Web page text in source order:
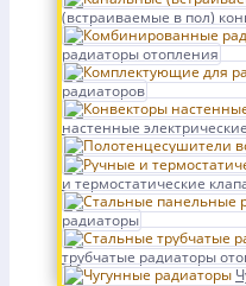
(встраиваемые в пол)
радиаторы отопления
радиаторов
настенные электрические
и термостатические
радиаторы
трубчатые радиаторы